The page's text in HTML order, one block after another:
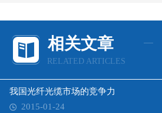
相关文章
RELATED ARTICLES
我国光纤光缆市场的竞争力
2015-01-24